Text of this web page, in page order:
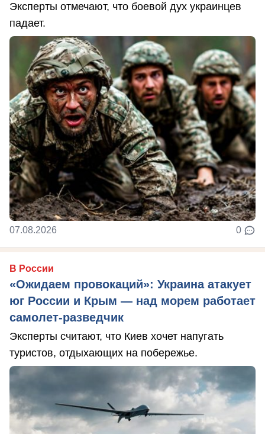
Эксперты отмечают, что боевой дух украинцев
падает.
07.08.2026 0
В России
«Ожидаем провокаций»: Украина атакует
юг России и Крым — над морем работает
самолет-разведчик
Эксперты считают, что Киев хочет напугать
туристов, отдыхающих на побережье.